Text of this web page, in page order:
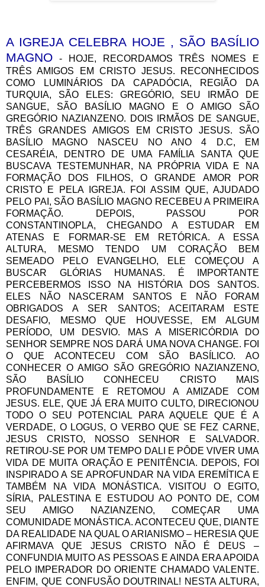
A IGREJA CELEBRA HOJE , SÃO BASÍLIO
MAGNO - HOJE, RECORDAMOS TRÊS NOMES E
TRÊS AMIGOS EM CRISTO JESUS. RECONHECIDOS
COMO LUMINÁRIOS DA CAPADÓCIA, REGIÃO DA
TURQUIA, SÃO ELES: GREGÓRIO, SEU IRMÃO DE
SANGUE, SÃO BASÍLIO MAGNO E O AMIGO SÃO
GREGÓRIO NAZIANZENO. DOIS IRMÃOS DE SANGUE,
TRÊS GRANDES AMIGOS EM CRISTO JESUS. SÃO
BASÍLIO MAGNO NASCEU NO ANO 4 D.C, EM
CESARÉIA, DENTRO DE UMA FAMÍLIA SANTA QUE
BUSCAVA TESTEMUNHAR, NA PRÓPRIA VIDA E NA
FORMAÇÃO DOS FILHOS, O GRANDE AMOR POR
CRISTO E PELA IGREJA. FOI ASSIM QUE, AJUDADO
PELO PAI, SÃO BASÍLIO MAGNO RECEBEU A PRIMEIRA
FORMAÇÃO. DEPOIS, PASSOU POR
CONSTANTINOPLA, CHEGANDO A ESTUDAR EM
ATENAS E FORMAR-SE EM RETÓRICA. A ESSA
ALTURA, MESMO TENDO UM CORAÇÃO BEM
SEMEADO PELO EVANGELHO, ELE COMEÇOU A
BUSCAR GLÓRIAS HUMANAS. É IMPORTANTE
PERCEBERMOS ISSO NA HISTÓRIA DOS SANTOS.
ELES NÃO NASCERAM SANTOS E NÃO FORAM
OBRIGADOS A SER SANTOS; ACEITARAM ESTE
DESAFIO, MESMO QUE HOUVESSE, EM ALGUM
PERÍODO, UM DESVIO. MAS A MISERICÓRDIA DO
SENHOR SEMPRE NOS DARÁ UMA NOVA CHANGE. FOI
O QUE ACONTECEU COM SÃO BASÍLICO. AO
CONHECER O AMIGO SÃO GREGÓRIO NAZIANZENO,
SÃO BASÍLIO CONHECEU CRISTO MAIS
PROFUNDAMENTE E RETOMOU A AMIZADE COM
JESUS. ELE, QUE JÁ ERA MUITO CULTO, DIRECIONOU
TODO O SEU POTENCIAL PARA AQUELE QUE É A
VERDADE, O LOGUS, O VERBO QUE SE FEZ CARNE,
JESUS CRISTO, NOSSO SENHOR E SALVADOR.
RETIROU-SE POR UM TEMPO DALI E PÔDE VIVER UMA
VIDA DE MUITA ORAÇÃO E PENITÊNCIA. DEPOIS, FOI
INSPIRADO A SE APROFUNDAR NA VIDA EREMÍTICA E
TAMBÉM NA VIDA MONÁSTICA. VISITOU O EGITO,
SÍRIA, PALESTINA E ESTUDOU AO PONTO DE, COM
SEU AMIGO NAZIANZENO, COMEÇAR UMA
COMUNIDADE MONÁSTICA. ACONTECEU QUE, DIANTE
DA REALIDADE NA QUAL O ARIANISMO – HERESIA QUE
AFIRMAVA QUE JESUS CRISTO NÃO É DEUS –
CONFUNDIA MUITO AS PESSOAS E AINDA ERA APOIDA
PELO IMPERADOR DO ORIENTE CHAMADO VALENTE.
ENFIM, QUE CONFUSÃO DOUTRINAL! NESTA ALTURA,